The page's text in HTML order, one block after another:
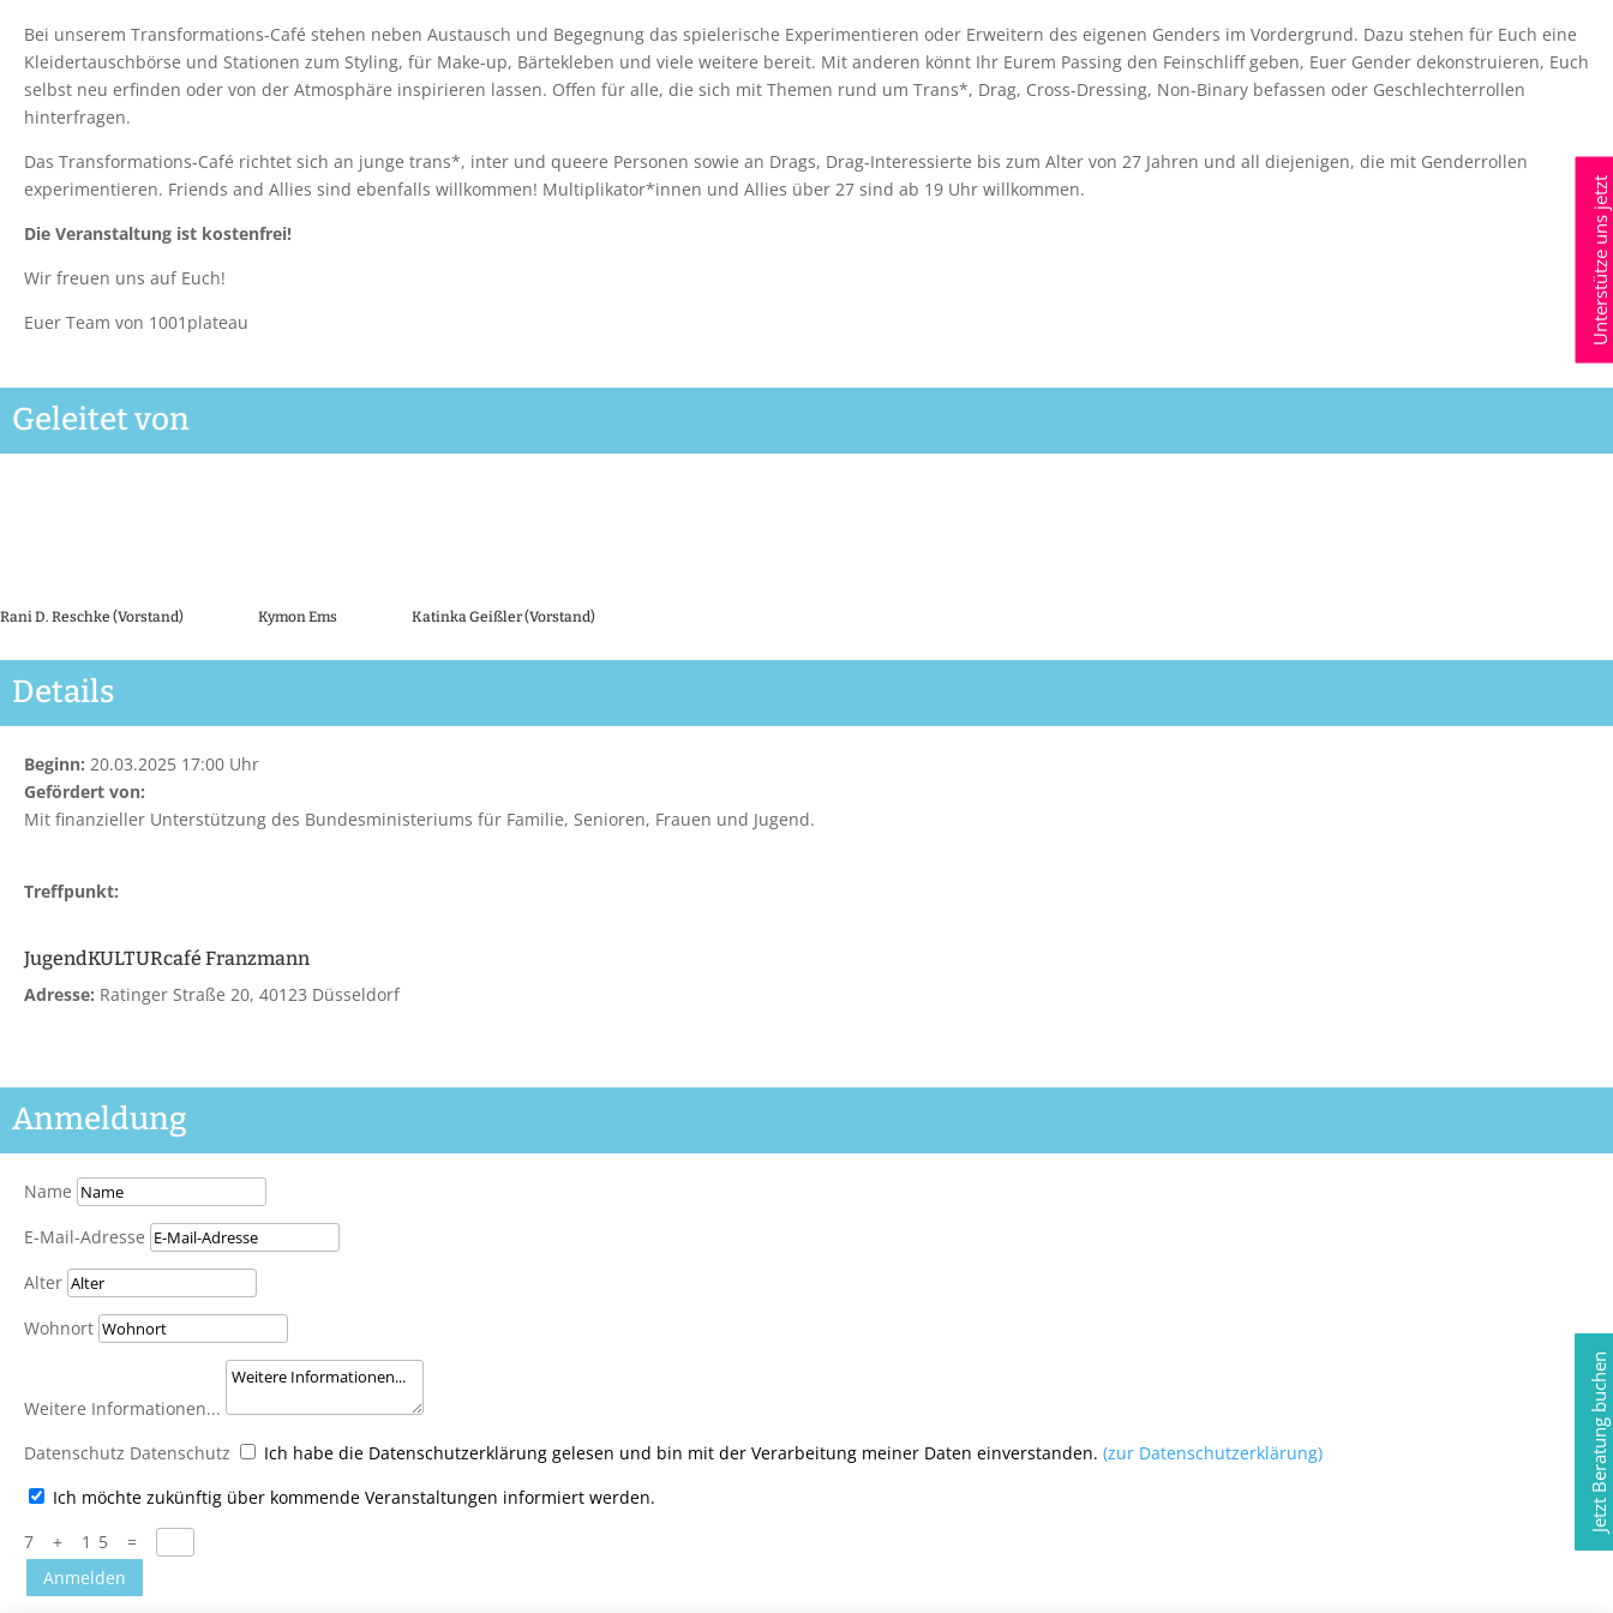
Bei unserem Transformations-Café stehen neben Austausch und Begegnung das spielerische Experimentieren oder Erweitern des eigenen Genders im Vordergrund. Dazu stehen für Euch eine
Kleidertauschbörse und Stationen zum Styling, für Make-up, Bärtekleben und viele weitere bereit. Mit anderen könnt Ihr Eurem Passing den Feinschliff geben, Euer Gender dekonstruieren, Euch
selbst neu erfinden oder von der Atmosphäre inspirieren lassen. Offen für alle, die sich mit Themen rund um Trans*, Drag, Cross-Dressing, Non-Binary befassen oder Geschlechterrollen
hinterfragen.
Das Transformations-Café richtet sich an junge trans*, inter und queere Personen sowie an Drags, Drag-Interessierte bis zum Alter von 27 Jahren und all diejenigen, die mit Genderrollen
experimentieren. Friends and Allies sind ebenfalls willkommen! Multiplikator*innen und Allies über 27 sind ab 19 Uhr willkommen.
Die Veranstaltung ist kostenfrei!
Wir freuen uns auf Euch!
Euer Team von 1001plateau
Geleitet von
Rani D. Reschke (Vorstand) Kymon Ems Katinka Geißler (Vorstand)
Details
Beginn: 20.03.2025 17:00 Uhr
Gefördert von:
Mit finanzieller Unterstützung des Bundesministeriums für Familie, Senioren, Frauen und Jugend.
Treffpunkt:
JugendKULTURcafé Franzmann
Adresse: Ratinger Straße 20, 40123 Düsseldorf
Anmeldung
Name
E-Mail-Adresse
Alter
Wohnort
Weitere Informationen...
Datenschutz Datenschutz Ich habe die Datenschutzerklärung gelesen und bin mit der Verarbeitung meiner Daten einverstanden. (zur Datenschutzerklärung)
Ich möchte zukünftig über kommende Veranstaltungen informiert werden.
7 + 15
=
Anmelden
Unterstütze uns jetzt
Jetzt Beratung buchen